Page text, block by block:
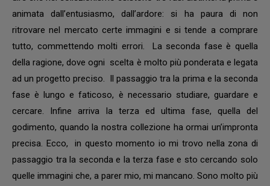
animata dall’entusiasmo, dall’ardore: si ha paura di non
ritrovare nel mercato certe immagini e si tende a comprare
tutto, commettendo molti errori. La seconda fase è quella
della ragione, dove ogni scelta è molto più ponderata e legata
ad un progetto preciso. Il passaggio tra la prima e la seconda
fase è lungo e faticoso, è necessario studiare, guardare e
cercare. Infine arriva la terza ed ultima fase, quella del
godimento, quando la nostra collezione ha ormai un’impronta
precisa. Ecco, in questo momento io mi trovo nella zona di
passaggio tra la seconda e la terza fase e sto cercando solo
quelle immagini che, a parer mio, mi mancano. Sono molto più